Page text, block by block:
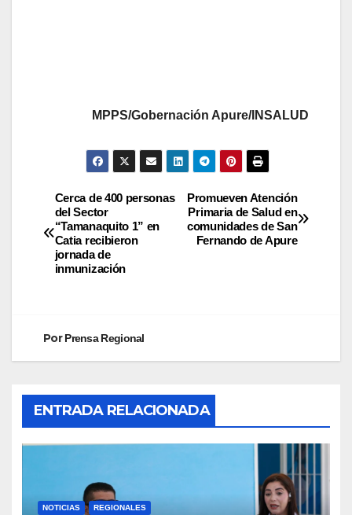
MPPS/Gobernación Apure/INSALUD
Promueven Atención
Primaria de Salud en
comunidades de San
Fernando de Apure
Cerca de 400 personas
del Sector
“Tamanaquito 1” en
Catia recibieron
jornada de
inmunización
PorPrensa Regional
ENTRADA RELACIONADA
NOTICIAS REGIONALES